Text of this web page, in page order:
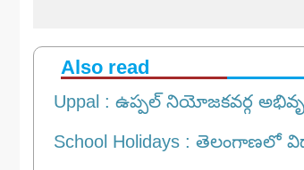
Also read
Uppal : ఉప్పల్ నియోజకవర్గ
School Holidays : తెలంగాణలో